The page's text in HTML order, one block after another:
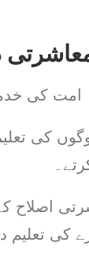
امت کی
کی
اصلاح کے
کی تعلیم